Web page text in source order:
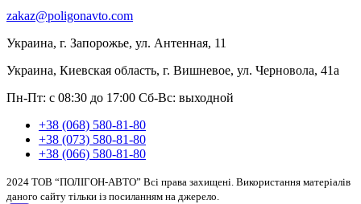
zakaz@poligonavto.com
Украина, г. Запорожье, ул. Антенная, 11
Украина, Киевская область, г. Вишневое, ул. Черновола, 41а
Пн-Пт: с 08:30 до 17:00 Сб-Вс: выходной
+38 (068) 580-81-80
+38 (073) 580-81-80
+38 (066) 580-81-80
2024 ТОВ “ПОЛІГОН-АВТО” Всі права захищені. Використання матеріалів
даного сайту тільки із посиланням на джерело.